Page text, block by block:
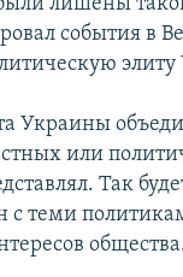
события в
Украины
или
Так
с теми